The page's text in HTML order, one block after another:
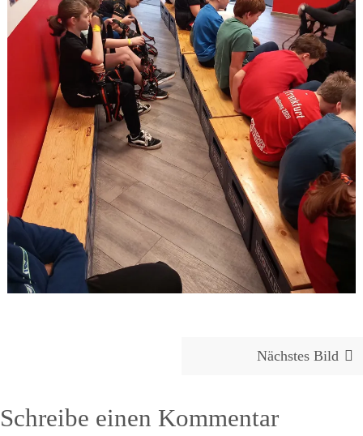
Nächstes Bild
Schreibe einen Kommentar